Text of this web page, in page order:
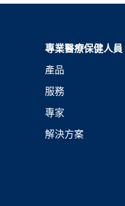
專業醫療保健人員
產品
服務
專家
解決方案